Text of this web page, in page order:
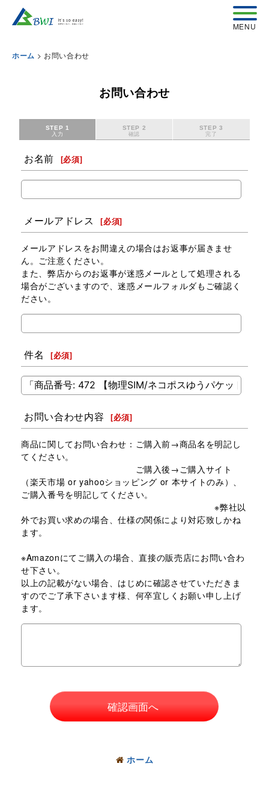
ホーム > お問い合わせ
お問い合わせ
STEP 1
入力
STEP 2
確認
STEP 3
完了
お名前 [必須]
メールアドレス [必須]
メールアドレスをお間違えの場合はお返事が届きませ
ん。ご注意ください。
また、弊店からのお返事が迷惑メールとして処理される
場合がございますので、迷惑メールフォルダもご確認く
ださい。
件名 [必須]
お問い合わせ内容 [必須]
商品に関してお問い合わせ：ご購入前→商品名を明記し
てください。
ご購入後→ご購入サイト
（楽天市場 or yahooショッピング or 本サイトのみ）、
ご購入番号を明記してください。
※弊社以
外でお買い求めの場合、仕様の関係により対応致しかね
ます。
※Amazonにてご購入の場合、直接の販売店にお問い合わ
せ下さい。
以上の記載がない場合、はじめに確認させていただきま
すのでご了承下さいます様、何卒宜しくお願い申し上げ
ます。
確認画面へ
ホーム